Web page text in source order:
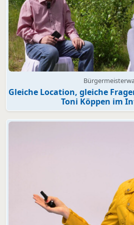
Gleiche Location, gleiche
Toni Köppen im